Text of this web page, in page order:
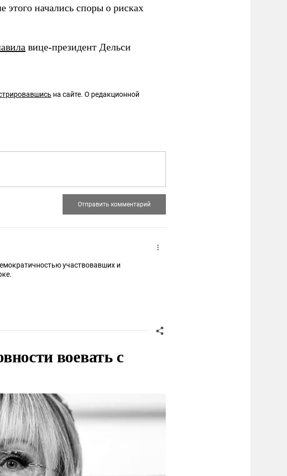
этого начались споры о рисках
вице-президент Дельси
на сайте. О редакционной
участвовавших и
воевать с